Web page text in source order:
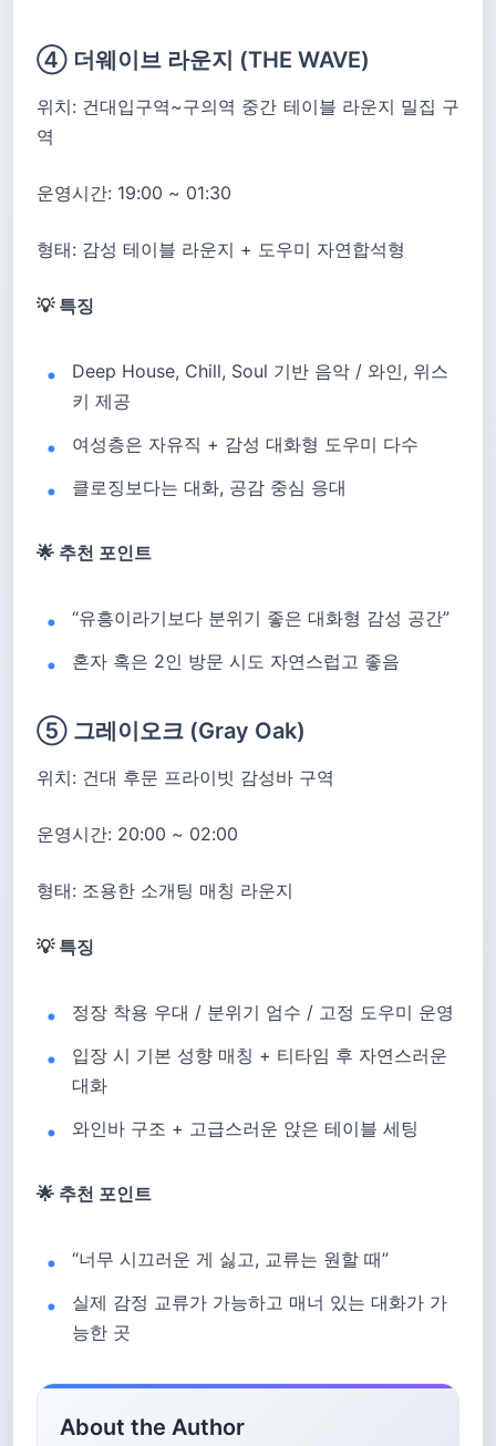
④ 더웨이브 라운지 (THE WAVE)
위치: 건대입구역~구의역 중간 테이블 라운지 밀집 구
역
운영시간: 19:00 ~ 01:30
형태: 감성 테이블 라운지 + 도우미 자연합석형
💡 특징
Deep House, Chill, Soul 기반 음악 / 와인, 위스
키 제공
여성층은 자유직 + 감성 대화형 도우미 다수
클로징보다는 대화, 공감 중심 응대
🌟 추천 포인트
“유흥이라기보다 분위기 좋은 대화형 감성 공간”
혼자 혹은 2인 방문 시도 자연스럽고 좋음
⑤ 그레이오크 (Gray Oak)
위치: 건대 후문 프라이빗 감성바 구역
운영시간: 20:00 ~ 02:00
형태: 조용한 소개팅 매칭 라운지
💡 특징
정장 착용 우대 / 분위기 엄수 / 고정 도우미 운영
입장 시 기본 성향 매칭 + 티타임 후 자연스러운
대화
와인바 구조 + 고급스러운 앉은 테이블 세팅
🌟 추천 포인트
“너무 시끄러운 게 싫고, 교류는 원할 때”
실제 감정 교류가 가능하고 매너 있는 대화가 가
능한 곳
About the Author